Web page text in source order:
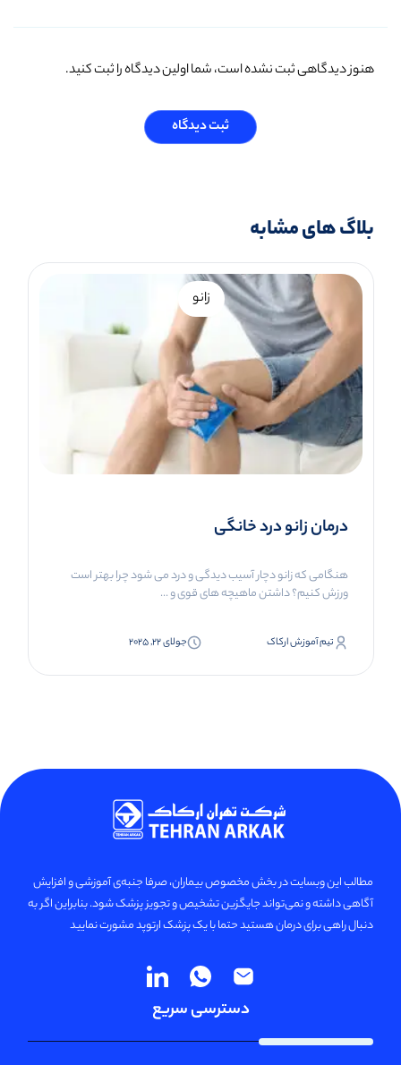
هنوز دیدگاهی ثبت نشده است، شما اولین دیدگاه را ثبت کنید.
ثبت دیدگاه
بلاگ های مشابه
زانو
درمان زانو درد خانگی
هنگامی که زانو دچار آسیب دیدگی و درد می شود چرا بهتر است
ورزش کنیم؟ داشتن ماهیچه های قوی و ...
تیم آموزش ارکاک جولای 22, 2025
مطالب این وبسایت در بخش مخصوص بیماران، صرفا جنبه‌ی آموزشی و افزایش
آگاهی داشته و نمی‌تواند جایگزین تشخیص و تجویز پزشک شود. بنابراین اگر به
دنبال راهی برای درمان هستید حتما با یک پزشک ارتوپد مشورت نمایید
دسترسی سریع